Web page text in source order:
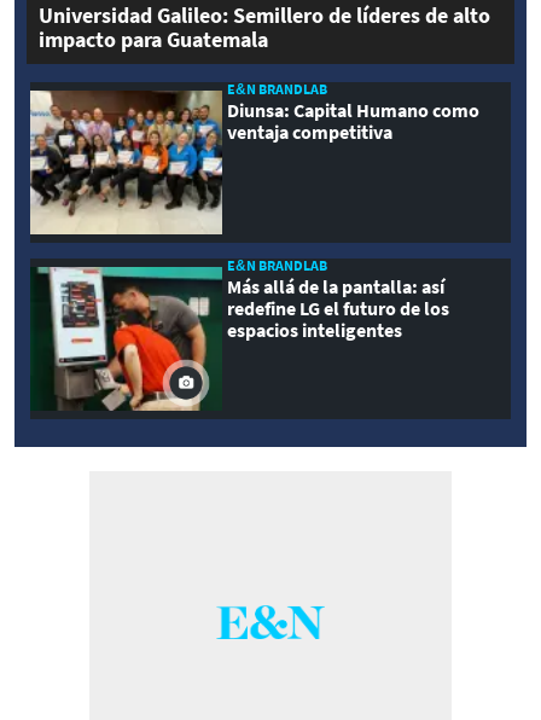
Universidad Galileo: Semillero de líderes de alto
impacto para Guatemala
E&N BRANDLAB
Diunsa: Capital Humano como
ventaja competitiva
E&N BRANDLAB
Más allá de la pantalla: así
redefine LG el futuro de los
espacios inteligentes